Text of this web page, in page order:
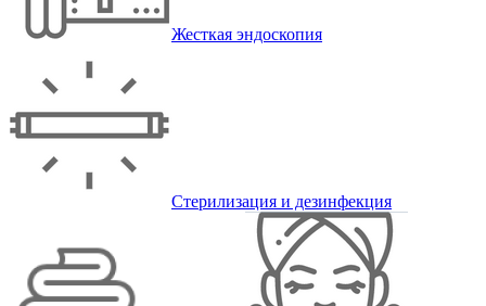
Жесткая эндоскопия
Стерилизация и дезинфекция